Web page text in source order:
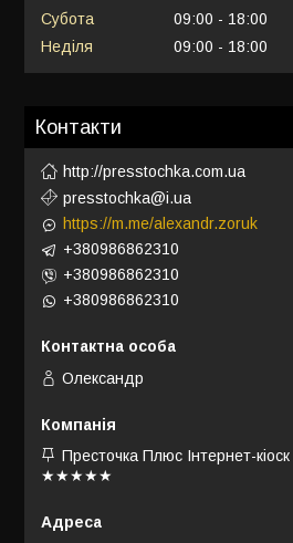
Субота
09:00
18:00
Неділя
09:00 18:00
Контакти
http://presstochka.com.ua
presstochka@i.ua
https://m.me/alexandr.zoruk
+380986862310
+380986862310
+380986862310
Олександр
Престочка Плюс Інтернет-кіоск
★★★★★